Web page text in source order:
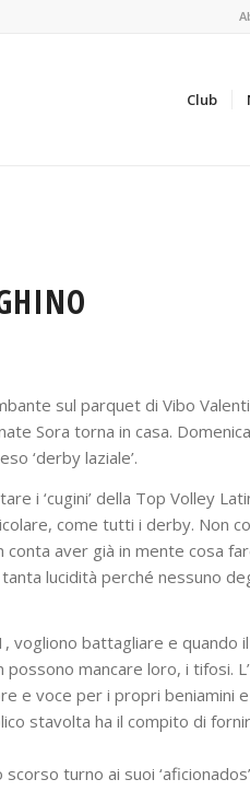
Club
sul parquet di Vibo
Sora torna in casa.
‘derby laziale’.
i ‘cugini’ della Top Volley
come tutti i derby. Non
aver già in mente cosa
lucidità perché nessuno
vogliono battagliare e quando
mancare loro, i tifosi.
e voce per i propri beniamini
stavolta ha il compito di
turno ai suoi